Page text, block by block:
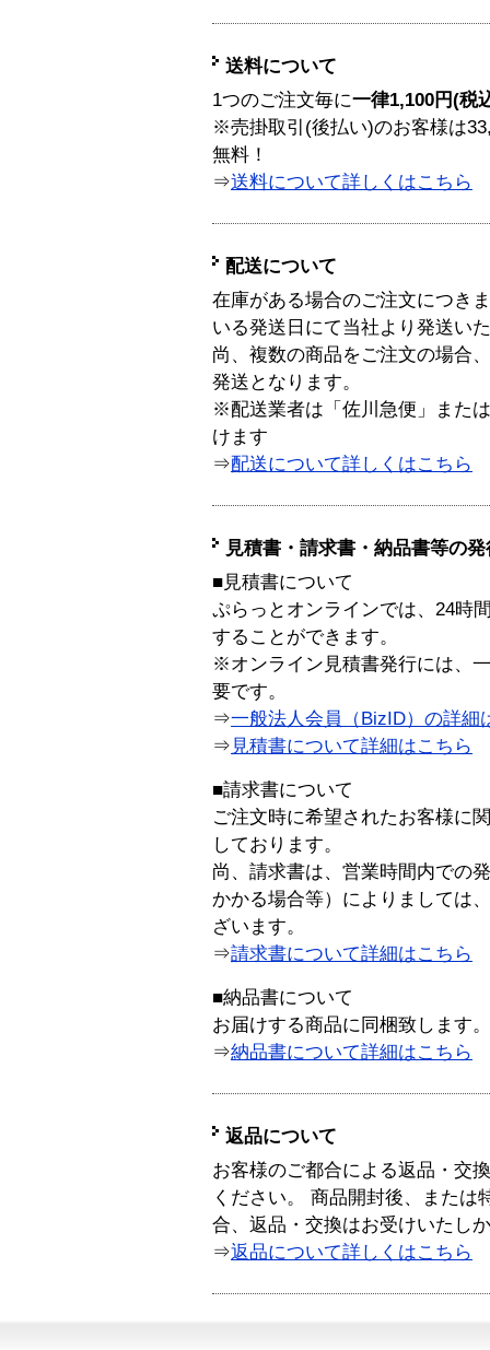
送料について
1つのご注文毎に一律1,100円(税
※売掛取引(後払い)のお客様は
無料！
⇒送料について詳しくはこちら
配送について
在庫がある場合のご注文につき
いる発送日にて当社より発送い
尚、複数の商品をご注文の場合
発送となります。
※配送業者は「佐川急便」また
けます
⇒配送について詳しくはこちら
見積書・請求書・納品書等の
■見積書について
ぷらっとオンラインでは、24時
することができます。
※オンライン見積書発行には、
要です。
⇒一般法人会員（BizID）の詳細
⇒ 見積書について詳細はこちら
■請求書について
ご注文時に希望されたお客様に
しております。
尚、請求書は、営業時間内での
かかる場合等）によりましては
ざいます。
⇒請求書について詳細はこちら
■納品書について
お届けする商品に同梱致します。
⇒納品書について詳細はこちら
返品について
お客様のご都合による返品・交
ください。 商品開封後、または
合、返品・交換はお受けいたし
⇒返品について詳しくはこちら